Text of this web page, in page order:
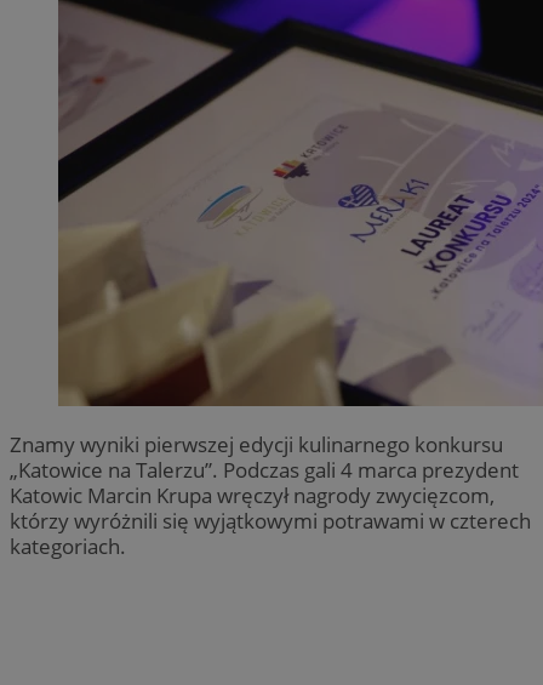
Znamy wyniki pierwszej edycji kulinarnego konkursu
„Katowice na Talerzu”. Podczas gali 4 marca prezydent
Katowic Marcin Krupa wręczył nagrody zwycięzcom,
którzy wyróżnili się wyjątkowymi potrawami w czterech
kategoriach.